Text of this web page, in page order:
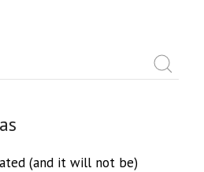
(and it will not be)